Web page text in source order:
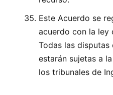
Este Acuerdo se
acuerdo con la ley
Todas las disputas
estarán sujetas a
los tribunales de